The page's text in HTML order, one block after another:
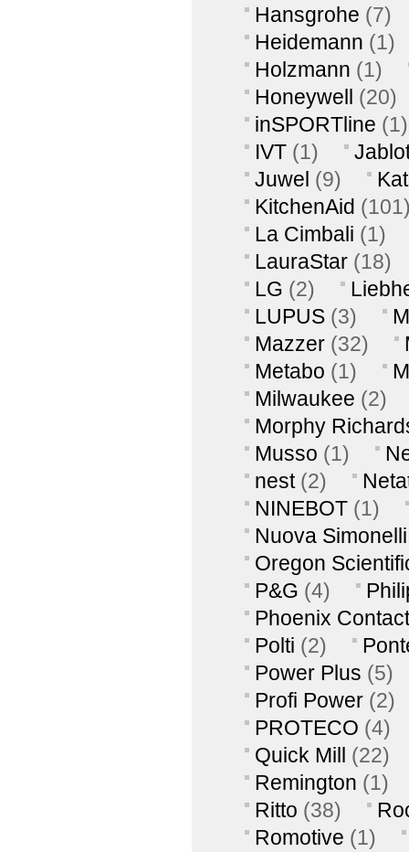
Hansgrohe (7)
Heidemann (1)
Holzmann (1)
Honeywell (20)
inSPORTline (1)
IVT (1)
Juwel (9)
KitchenAid
La Cimbali (1)
LauraStar (18)
LG (2)
LUPUS (3)
Mazzer (32)
Metabo (1)
Milwaukee (2)
Morphy
Musso (1)
nest (2)
NINEBOT (1)
Nuova Simonelli
Oregon
P&G (4)
Phoenix Contact
Polti (2)
Power Plus (5)
Profi Power (2)
PROTECO (4)
Quick Mill (22)
Remington (1)
Ritto (38)
Romotive (1)